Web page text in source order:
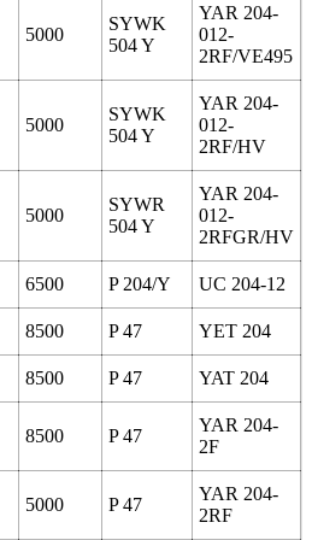
5000
SYWK
504 Y
YAR 204-
012-
2RF/VE495
5000
SYWK
504 Y
YAR 204-
012-
2RF/HV
5000
SYWR
504 Y
YAR 204-
012-
2RFGR/HV
6500 P 204/Y UC 204-12
8500 P 47 YET 204
8500 P 47 YAT 204
8500 P 47
YAR 204-
2F
5000 P 47
YAR 204-
2RF